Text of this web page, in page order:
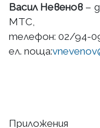
Васил Невенов –
МТС,
телефон: 02/94-
ел. поща:
Приложения